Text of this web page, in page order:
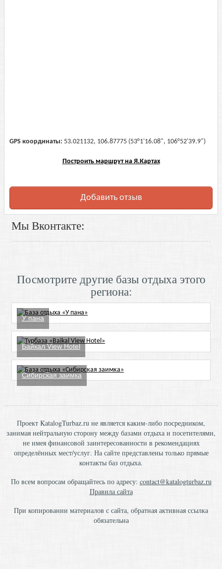
GPS координаты: 53.021132, 106.87775 (53°1'16.08", 106°52'39.9")
Построить маршрут на Я.Картах
Добавить отзыв
Мы Вконтакте:
Посмотрите другие базы отдыха этого
региона:
У пана
Байкал View Hotel
Сибирская заимка
Проект KatalogTurbaz.ru не является каким-либо посредником,
занимая нейтральную сторону между базами отдыха и посетителями,
не имея финансовой заинтересованности в рекомендациях
определённых мест/услуг. На сайте представлены только прямые
контакты баз отдыха.
По всем вопросам обращайтесь по адресу: contact@katalogturbaz.ru
Правила сайта
При копировании материалов с сайта, обратная активная ссылка
обязательна